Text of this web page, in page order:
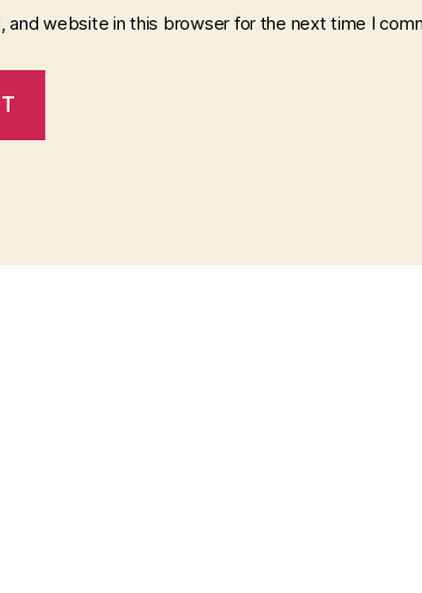
and website in this browser for the next time I